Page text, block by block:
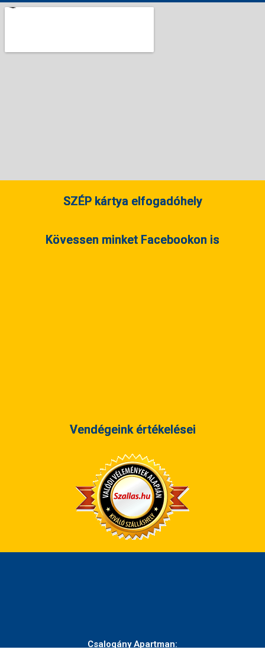
SZÉP kártya elfogadóhely
Kövessen minket Facebookon is
Vendégeink értékelései
Csalogány Apartman: